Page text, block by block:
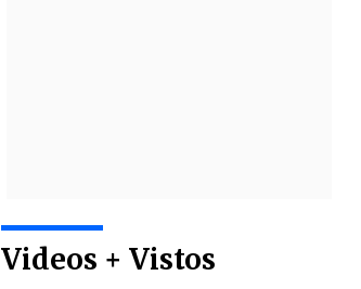
Videos + Vistos